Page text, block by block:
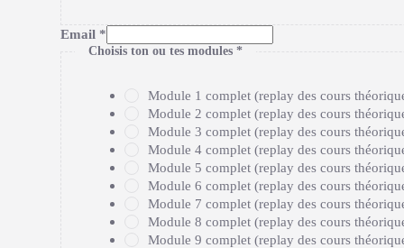
Email *
Choisis ton ou tes modules*
Module 1 complet (replay des cours
Module 2 complet (replay des cours
Module 3 complet (replay des cours
Module 4 complet (replay des cours
Module 5 complet (replay des cours
Module 6 complet (replay des cours
Module 7 complet (replay des cours
Module 8 complet (replay des cours
Module 9 complet (replay des cours